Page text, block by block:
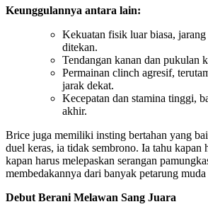
Keunggulannya antara lain:
Kekuatan fisik luar biasa,
ditekan.
Tendangan kanan dan pukulan
Permainan clinch agresif,
jarak dekat.
Kecepatan dan stamina tinggi,
akhir.
Brice juga memiliki insting bertahan yang
duel keras, ia tidak sembrono. Ia tahu kapan
kapan harus melepaskan serangan
membedakannya dari banyak petarung
Debut Berani Melawan Sang Juara